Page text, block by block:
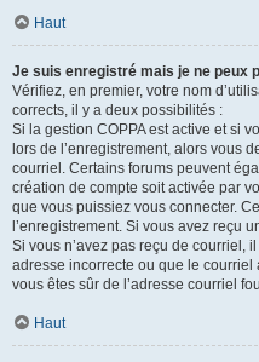
Haut
Je suis enregistré mais je ne peux
Vérifiez, en premier, votre nom
corrects, il y a deux possibilités :
Si la gestion COPPA est active et si
lors de l’enregistrement, alors vous
courriel. Certains forums peuvent
création de compte soit activée par
que vous puissiez vous connecter.
l’enregistrement. Si vous avez reçu
Si vous n’avez pas reçu de courriel,
adresse incorrecte ou que le courriel
vous êtes sûr de l’adresse courriel
Haut